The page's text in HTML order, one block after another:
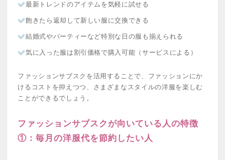
最新トレンドのアイテムを気軽に試せる
飽きたら返却して新しい服に交換できる
結婚式やパーティーなど特別な日の服も揃えられる
気に入った服は割引価格で購入可能（サービスによる）
ファッションサブスクを活用することで、ファッションにか
けるコストを抑えつつ、さまざまなスタイルの洋服を楽しむ
ことができるでしょう。
ファッションサブスクが向いている人の特徴
①：毎月の洋服代を節約したい人